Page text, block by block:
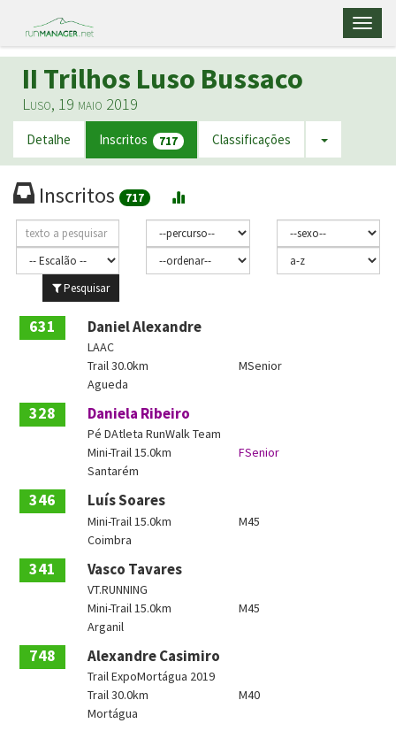
II Trilhos Luso Bussaco
Luso, 19 maio 2019
Detalhe Inscritos 717 Classificações
Inscritos 717
Pesquisar
631 Daniel Alexandre
LAAC
Trail 30.0km
MSenior
Agueda
328 Daniela Ribeiro
Pé DAtleta RunWalk Team
Mini-Trail 15.0km
FSenior
Santarém
346 Luís Soares
Mini-Trail 15.0km
M45
Coimbra
341 Vasco Tavares
VT.RUNNING
Mini-Trail 15.0km
M45
Arganil
748 Alexandre Casimiro
Trail ExpoMortágua 2019
Trail 30.0km
M40
Mortágua